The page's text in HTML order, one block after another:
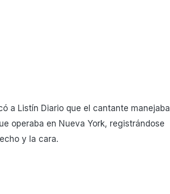
a Listín Diario que el cantante manejaba
operaba en Nueva York, registrándose
y la cara.